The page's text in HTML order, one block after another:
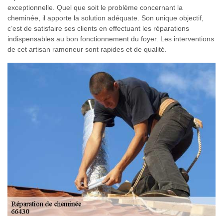
exceptionnelle. Quel que soit le problème concernant la
cheminée, il apporte la solution adéquate. Son unique objectif,
c’est de satisfaire ses clients en effectuant les réparations
indispensables au bon fonctionnement du foyer. Les interventions
de cet artisan ramoneur sont rapides et de qualité.